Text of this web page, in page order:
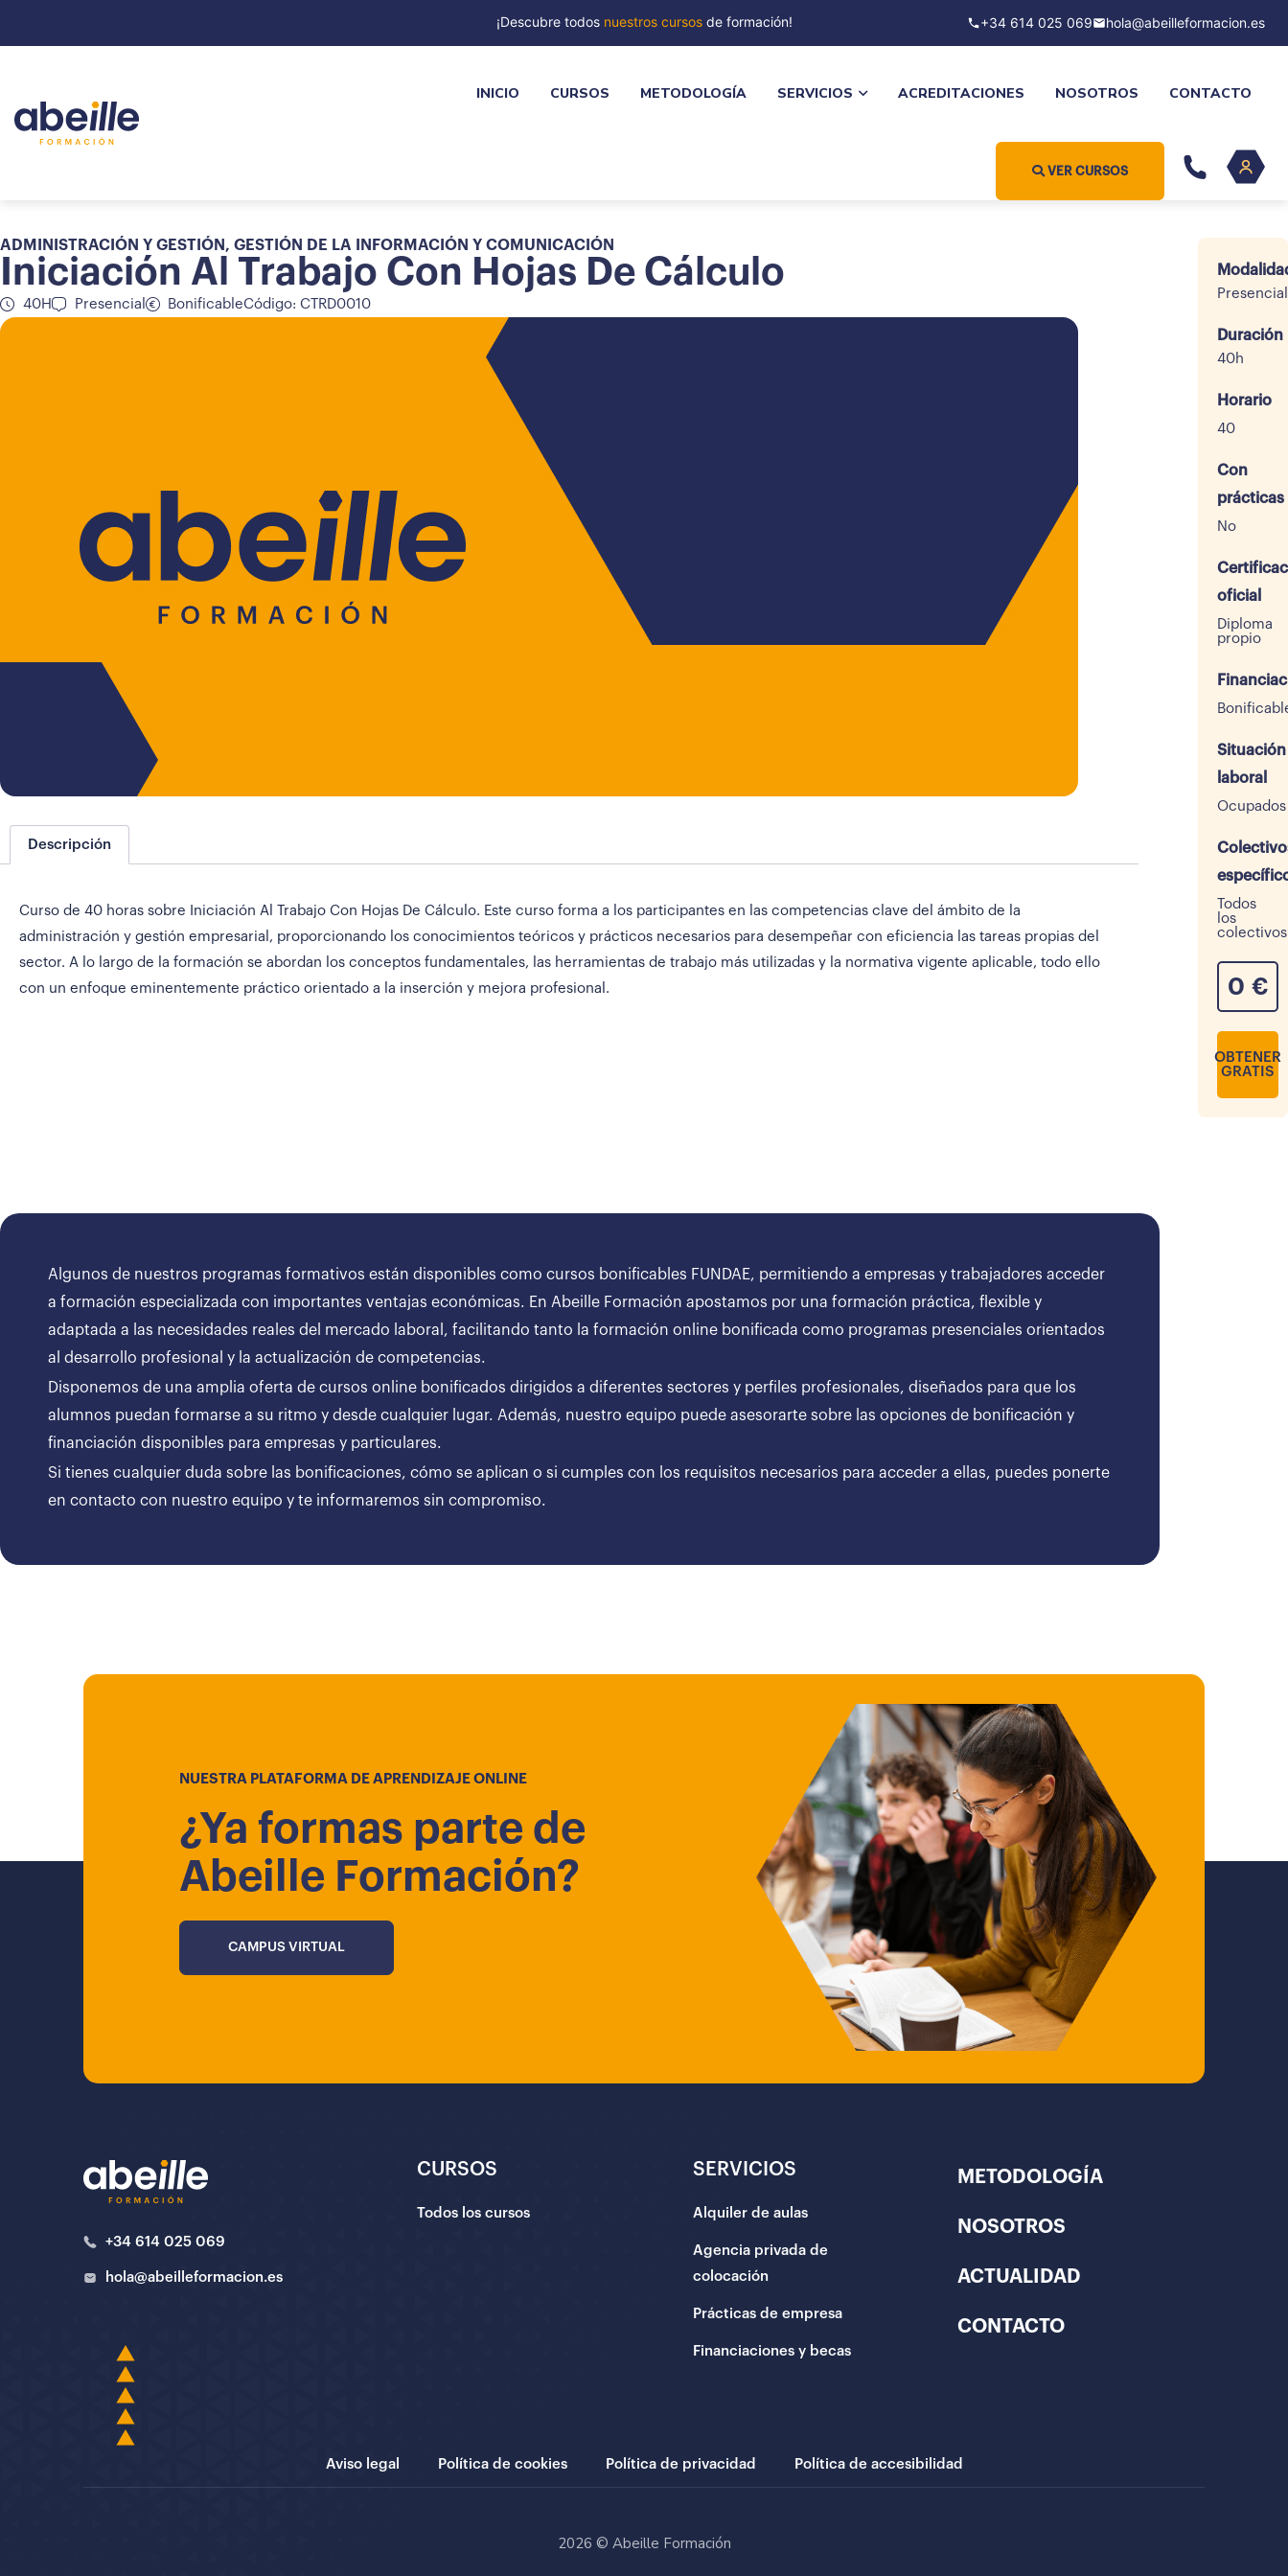
¡Descubre todos nuestros cursosde formación! +34 614 025 069 hola@abeilleformacion.es
INICIO CURSOS METODOLOGÍA SERVICIOS ACREDITACIONES NOSOTROS CONTACTO
VER CURSOS
ADMINISTRACIÓN Y GESTIÓN , GESTIÓN DE LA INFORMACIÓN Y COMUNICACIÓN
Iniciación Al Trabajo Con Hojas De Cálculo
40H Presencial BonificableCódigo: CTRD0010
Descripción
Curso de 40 horas sobre Iniciación Al Trabajo Con Hojas De Cálculo. Este curso forma a los participantes en las competencias clave del ámbito de la
administración y gestión empresarial, proporcionando los conocimientos teóricos y prácticos necesarios para desempeñar con eficiencia las tareas propias del
sector. A lo largo de la formación se abordan los conceptos fundamentales, las herramientas de trabajo más utilizadas y la normativa vigente aplicable, todo ello
con un enfoque eminentemente práctico orientado a la inserción y mejora profesional.
Presencial
Duración
40h
Horario
40
Con
prácticas
No
oficial
Diploma
propio
Situación
laboral
Ocupados
Todos
los
colectivos
0 €
OBTENER
GRATIS
Algunos de nuestros programas formativos están disponibles como cursos bonificables FUNDAE, permitiendo a empresas y trabajadores acceder
a formación especializada con importantes ventajas económicas. En Abeille Formación apostamos por una formación práctica, flexible y
adaptada a las necesidades reales del mercado laboral, facilitando tanto la formación online bonificada como programas presenciales orientados
al desarrollo profesional y la actualización de competencias.
Disponemos de una amplia oferta de cursos online bonificados dirigidos a diferentes sectores y perfiles profesionales, diseñados para que los
alumnos puedan formarse a su ritmo y desde cualquier lugar. Además, nuestro equipo puede asesorarte sobre las opciones de bonificación y
financiación disponibles para empresas y particulares.
Si tienes cualquier duda sobre las bonificaciones, cómo se aplican o si cumples con los requisitos necesarios para acceder a ellas, puedes ponerte
en contacto con nuestro equipo y te informaremos sin compromiso.
NUESTRA PLATAFORMA DE APRENDIZAJE ONLINE
¿Ya formas parte de
Abeille Formación?
CAMPUS VIRTUAL
+34 614 025 069
hola@abeilleformacion.es
CURSOS
Todos los cursos
SERVICIOS
Alquiler de aulas
Agencia privada de
colocación
Prácticas de empresa
Financiaciones y becas
METODOLOGÍA
NOSOTROS
ACTUALIDAD
CONTACTO
Aviso legal Política de cookies Política de privacidad Política de accesibilidad
2026 © Abeille Formación